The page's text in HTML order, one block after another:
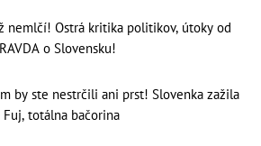
nemlčí! Ostrá kritika politikov, útoky od
o Slovensku!
by ste nestrčili ani prst! Slovenka zažila
Fuj, totálna bačorina